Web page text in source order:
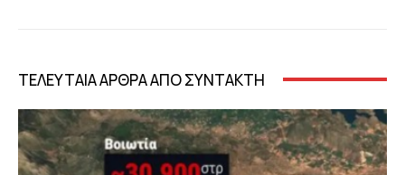
ΤΕΛΕΥΤΑΙΑ ΑΡΘΡΑ ΑΠΟ ΣΥΝΤΑΚΤΗ